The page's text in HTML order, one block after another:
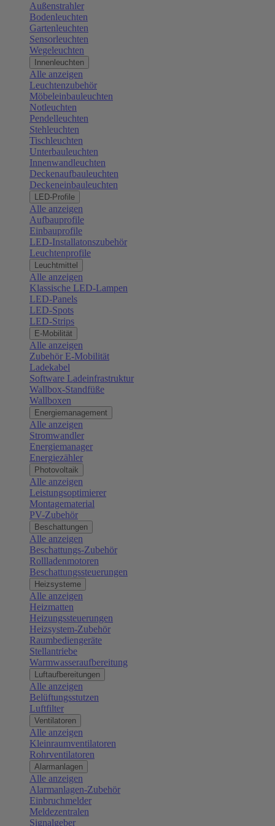
Außenstrahler
Bodenleuchten
Gartenleuchten
Sensorleuchten
Wegeleuchten
Innenleuchten
Alle anzeigen
Leuchtenzubehör
Möbeleinbauleuchten
Notleuchten
Pendelleuchten
Stehleuchten
Tischleuchten
Unterbauleuchten
Innenwandleuchten
Deckenaufbauleuchten
Deckeneinbauleuchten
LED-Profile
Alle anzeigen
Aufbauprofile
Einbauprofile
LED-Installatonszubehör
Leuchtenprofile
Leuchtmittel
Alle anzeigen
Klassische LED-Lampen
LED-Panels
LED-Spots
LED-Strips
E-Mobilität
Alle anzeigen
Zubehör E-Mobilität
Ladekabel
Software Ladeinfrastruktur
Wallbox-Standfüße
Wallboxen
Energiemanagement
Alle anzeigen
Stromwandler
Energiemanager
Energiezähler
Photovoltaik
Alle anzeigen
Leistungsoptimierer
Montagematerial
PV-Zubehör
Beschattungen
Alle anzeigen
Beschattungs-Zubehör
Rollladenmotoren
Beschattungssteuerungen
Heizsysteme
Alle anzeigen
Heizmatten
Heizungssteuerungen
Heizsystem-Zubehör
Raumbediengeräte
Stellantriebe
Warmwasseraufbereitung
Luftaufbereitungen
Alle anzeigen
Belüftungsstutzen
Luftfilter
Ventilatoren
Alle anzeigen
Kleinraumventilatoren
Rohrventilatoren
Alarmanlagen
Alle anzeigen
Alarmanlagen-Zubehör
Einbruchmelder
Meldezentralen
Signalgeber